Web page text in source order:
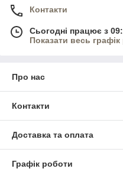
Контакти
Сьогодні працює з
Показати весь
Про нас
Контакти
Доставка та оплата
Графік роботи